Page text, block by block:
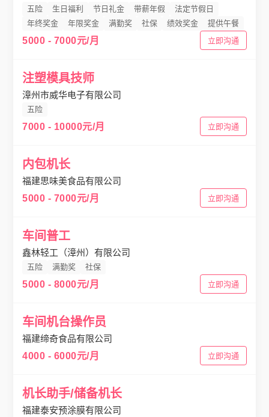
五险 生日福利 节日礼金 带薪年假
法定节假日
年终奖金
年限奖金 满勤奖 社保 绩效奖金 提供午餐
5000 - 7000元/月 立即沟通
注塑模具技师
漳州市威华电子有限公司
五险
7000 - 10000元/月 立即沟通
内包机长
福建思味美食品有限公司
5000 - 7000元/月
立即沟通
车间普工
鑫林轻工（漳州）有限公司
五险 满勤奖 社保
5000 - 8000元/月 立即沟通
车间机台操作员
福建缔奇食品有限公司
4000 - 6000元/月
立即沟通
机长助手/储备机长
福建泰安预涂膜有限公司